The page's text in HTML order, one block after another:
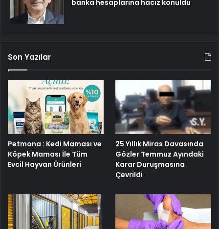
banka hesaplarına haciz konuldu
Son Yazılar
Petmona : Kedi Maması ve
Köpek Maması İle Tüm
Evcil Hayvan Ürünleri
25 Yıllık Miras Davasında
Gözler Temmuz Ayındaki
Karar Duruşmasına
Çevrildi